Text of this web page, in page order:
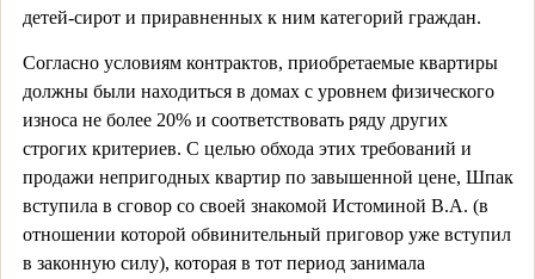
детей-сирот и приравненных к ним категорий граждан.
Согласно условиям контрактов, приобретаемые квартиры
должны были находиться в домах с уровнем физического
износа не более 20% и соответствовать ряду других
строгих критериев. С целью обхода этих требований и
продажи непригодных квартир по завышенной цене, Шпак
вступила в сговор со своей знакомой Истоминой В.А. (в
отношении которой обвинительный приговор уже вступил
в законную силу), которая в тот период занимала